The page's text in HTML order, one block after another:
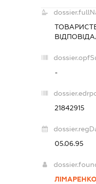
-
21842915
05.06.95